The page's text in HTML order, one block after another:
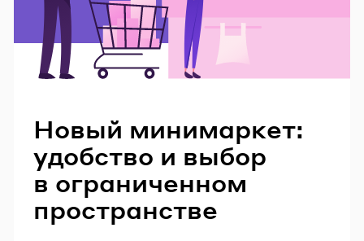
Новый минимаркет:
удобство и выбор
в ограниченном
пространстве